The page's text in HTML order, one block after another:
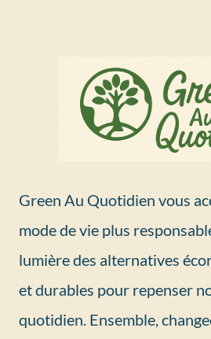
Green Au Quotidien vous
mode de vie plus
lumière des alternatives
et durables pour repenser
quotidien. Ensemble,